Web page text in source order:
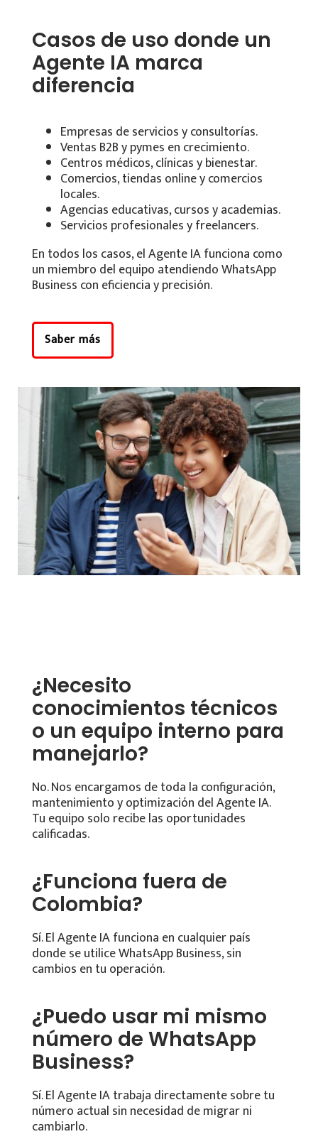
Casos de uso donde un
Agente IA marca
diferencia
Empresas de servicios y consultorías.
Ventas B2B y pymes en crecimiento.
Centros médicos, clínicas y bienestar.
Comercios, tiendas online y comercios
locales.
Agencias educativas, cursos y academias.
Servicios profesionales y freelancers.
En todos los casos, el Agente IA funciona como
un miembro del equipo atendiendo WhatsApp
Business con eficiencia y precisión.
Saber más
¿Necesito
conocimientos técnicos
o un equipo interno para
manejarlo?
No. Nos encargamos de toda la configuración,
mantenimiento y optimización del Agente IA.
Tu equipo solo recibe las oportunidades
calificadas.
¿Funciona fuera de
Colombia?
Sí. El Agente IA funciona en cualquier país
donde se utilice WhatsApp Business, sin
cambios en tu operación.
¿Puedo usar mi mismo
número de WhatsApp
Business?
Sí. El Agente IA trabaja directamente sobre tu
número actual sin necesidad de migrar ni
cambiarlo.